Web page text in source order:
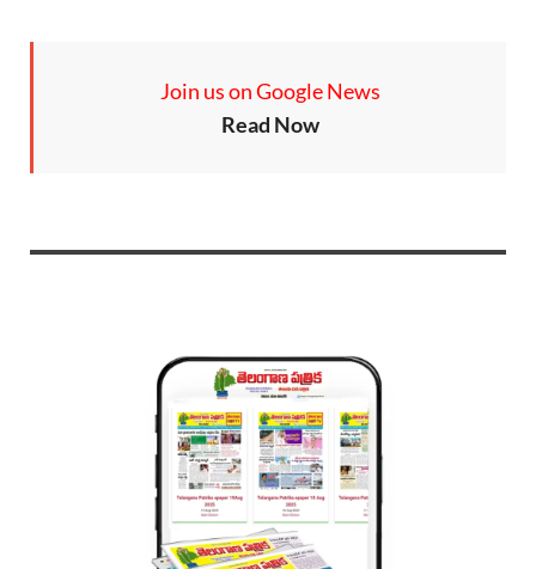
Join us on Google News
Read Now